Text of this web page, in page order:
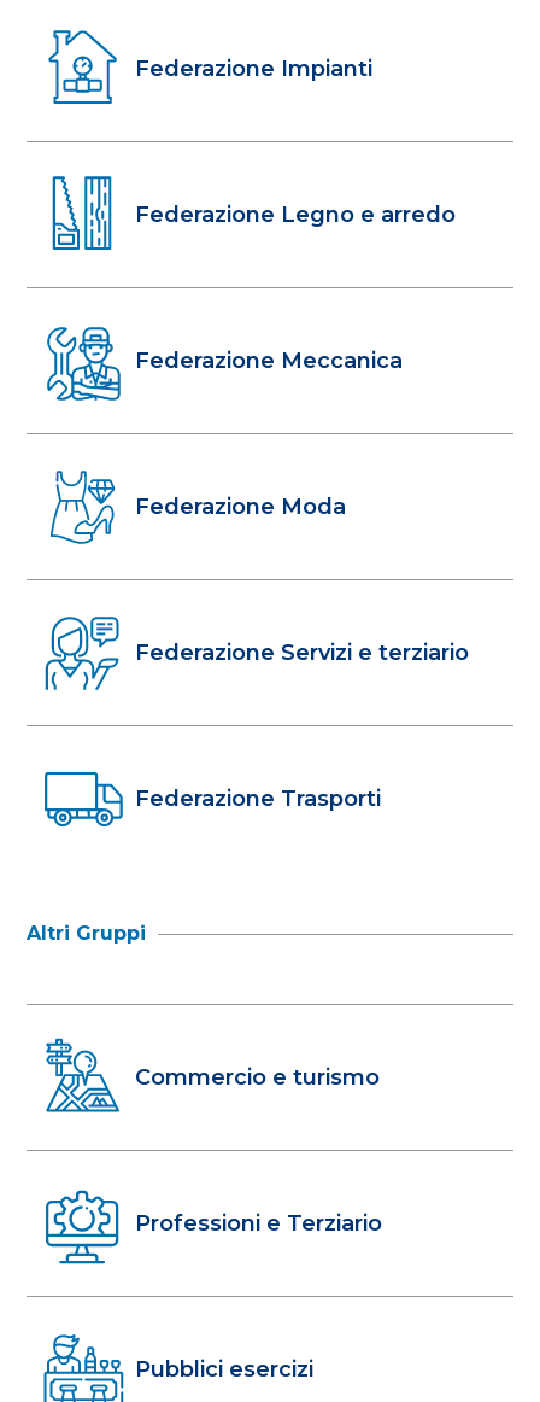
Federazione Impianti
Federazione Legno e arredo
Federazione Meccanica
Federazione Moda
Federazione Servizi e terziario
Federazione Trasporti
Altri Gruppi
Commercio e turismo
Professioni e Terziario
Pubblici esercizi